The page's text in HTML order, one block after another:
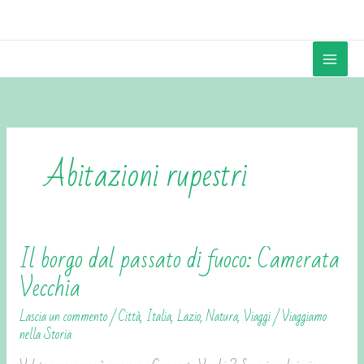
Abitazioni rupestri
Il borgo dal passato di fuoco: Camerata
Vecchia
Lascia un commento/Città, Italia,Lazio,Natura, Viaggi/Viaggiamo
nella Storia
Il
borgo
dal
passato
di